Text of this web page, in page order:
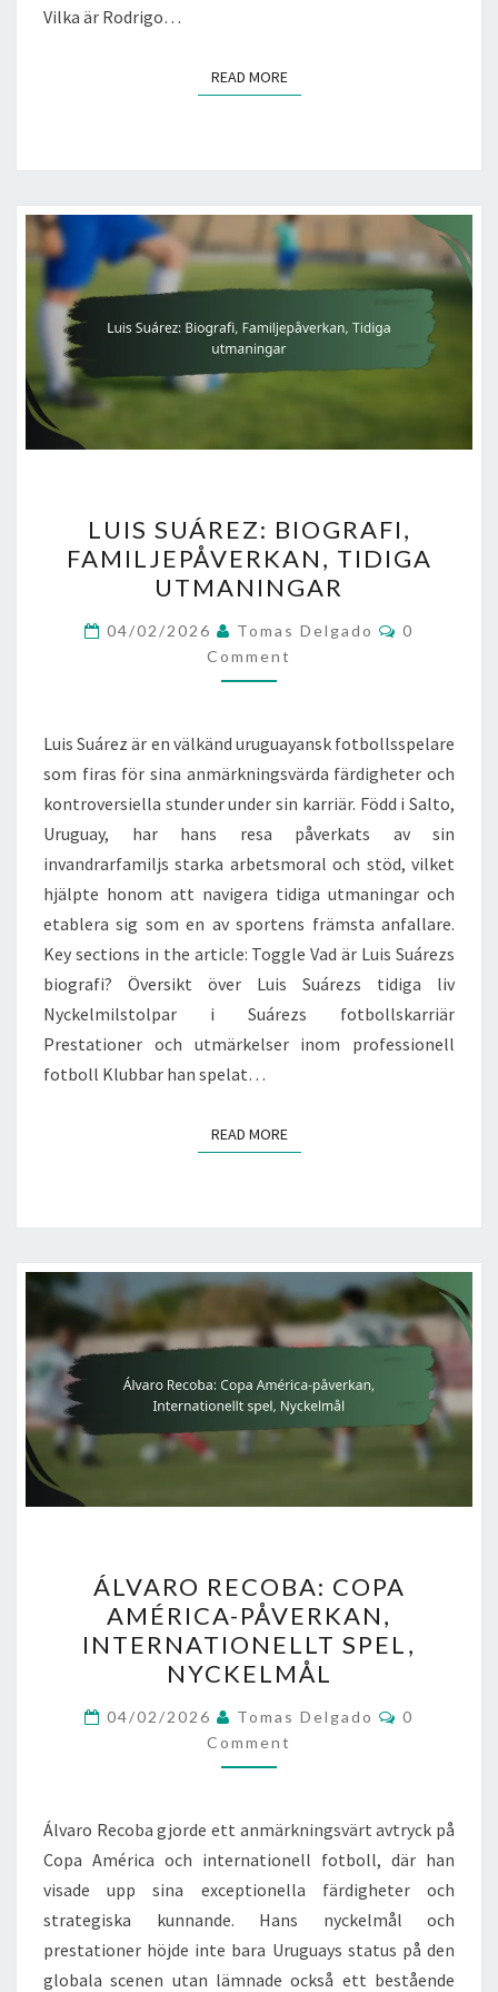
Vilka är Rodrigo…
READ MOREREAD MORE
SUÁREZ:
BIOGRAFI,
FAMILJEPÅVERKAN,
TIDIGA
UTMANINGAR
LUIS SUÁREZ: BIOGRAFI,
FAMILJEPÅVERKAN, TIDIGA
UTMANINGAR
04/02/2026 Tomas Delgado Comments
0
Comment
Luis Suárez är en välkänd uruguayansk fotbollsspelare
som firas för sina anmärkningsvärda färdigheter och
kontroversiella stunder under sin karriär. Född i Salto,
Uruguay, har hans resa påverkats av sin
invandrarfamiljs starka arbetsmoral och stöd, vilket
hjälpte honom att navigera tidiga utmaningar och
etablera sig som en av sportens främsta anfallare.
Key sections in the article: Toggle Vad är Luis Suárezs
biografi? Översikt över Luis Suárezs tidiga liv
Nyckelmilstolpar i Suárezs fotbollskarriär
Prestationer och utmärkelser inom professionell
fotboll Klubbar han spelat…
READ MOREREAD MORE
RECOBA:
COPA
AMÉRICA-
PÅVERKAN,
INTERNATIONELLT
SPEL,
NYCKELMÅL
ÁLVARO RECOBA: COPA
AMÉRICA-PÅVERKAN,
INTERNATIONELLT SPEL,
NYCKELMÅL
04/02/2026 Tomas Delgado Comments
0
Comment
Álvaro Recoba gjorde ett anmärkningsvärt avtryck på
Copa América och internationell fotboll, där han
visade upp sina exceptionella färdigheter och
strategiska kunnande. Hans nyckelmål och
prestationer höjde inte bara Uruguays status på den
globala scenen utan lämnade också ett bestående